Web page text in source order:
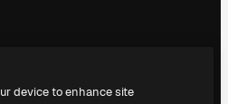
device to enhance site